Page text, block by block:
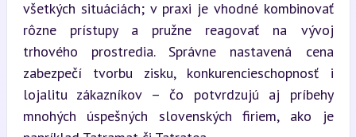
všetkých situáciách; v praxi je vhodné kombinovať
rôzne prístupy a pružne reagovať na vývoj
trhového prostredia. Správne nastavená cena
zabezpečí tvorbu zisku, konkurencieschopnosť i
lojalitu zákazníkov – čo potvrdzujú aj príbehy
mnohých úspešných slovenských firiem, ako je